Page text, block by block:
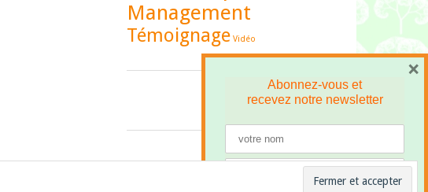
Management
Témoignage Vidéo
Abonnez-vous et
recevez notre newsletter
×